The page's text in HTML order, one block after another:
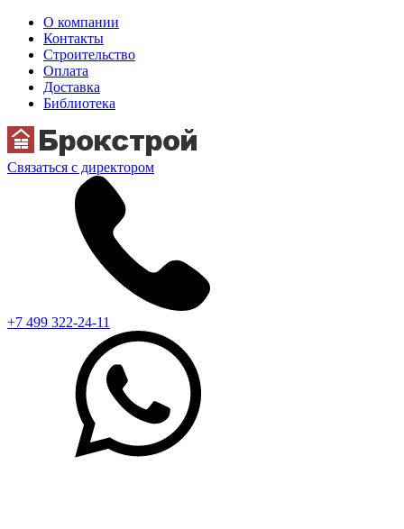
О компании
Контакты
Строительство
Оплата
Доставка
Библиотека
Связаться с директором
+7 499 322-24-11